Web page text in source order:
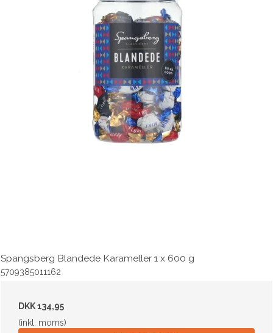
Spangsberg Blandede Karameller 1 x 600 g
5709385011162
DKK 134,95
(inkl. moms)